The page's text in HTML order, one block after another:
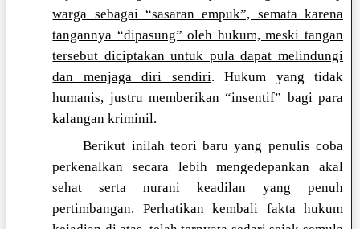
warga sebagai “sasaran empuk”, semata karena
tangannya “dipasung” oleh hukum, meski tangan
tersebut diciptakan untuk pula dapat melindungi
dan menjaga diri sendiri. Hukum yang tidak
humanis, justru memberikan “insentif” bagi para
kalangan kriminil.
Berikut inilah teori baru yang penulis coba
perkenalkan secara lebih mengedepankan akal
sehat serta nurani keadilan yang penuh
pertimbangan. Perhatikan kembali fakta hukum